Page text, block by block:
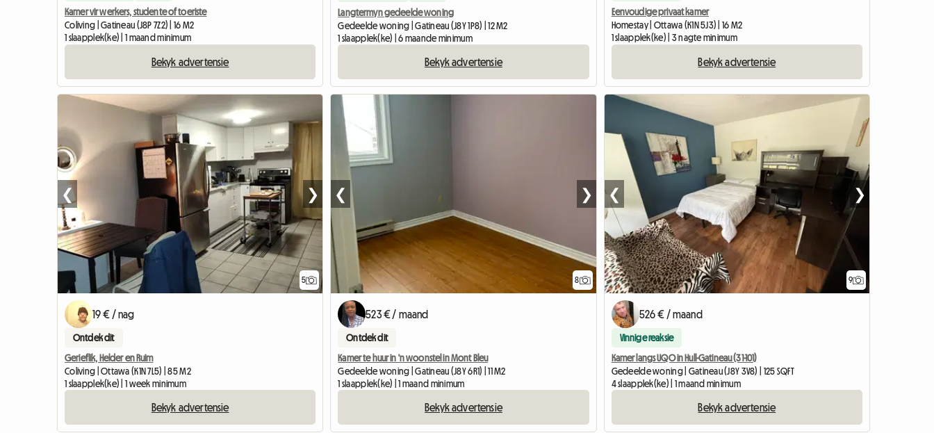
Kamer vir werkers, studente of toeriste
Coliving | Gatineau (J8P 7Z2) | 16 M2
1 slaapplek(ke) | 1 maand minimum
Bekyk advertensie
Langtermyn gedeelde woning
Gedeelde woning | Gatineau (J8Y 1P8) | 12 M2
1 slaapplek(ke) | 6 maande minimum
Bekyk advertensie
Eenvoudige privaat kamer
Homestay | Ottawa (K1N 5J3) | 16 M2
1 slaapplek(ke) | 3 nagte minimum
Bekyk advertensie
5
❮ ❯
19 € / nag
Ontdek dit
Gerieflik, Helder en Ruim
Coliving | Ottawa (K1N 7L5) | 85 M2
1 slaapplek(ke) | 1 week minimum
Bekyk advertensie
8
❮ ❯
523 € / maand
Ontdek dit
Kamer te huur in 'n woonstel in Mont Bleu
Gedeelde woning | Gatineau (J8Y 6R1) | 11 M2
1 slaapplek(ke) | 1 maand minimum
Bekyk advertensie
9
❮ ❯
526 € / maand
Vinnige reaksie
Kamer langs UQO in Hull-Gatineau (31-101)
Gedeelde woning | Gatineau (J8Y 3V8) | 125 SQFT
4 slaapplek(ke) | 1 maand minimum
Bekyk advertensie